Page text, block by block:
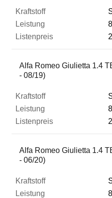
Alfa Romeo Giulietta 1.4
- 08/19)
Alfa Romeo Giulietta 1.4
- 06/20)